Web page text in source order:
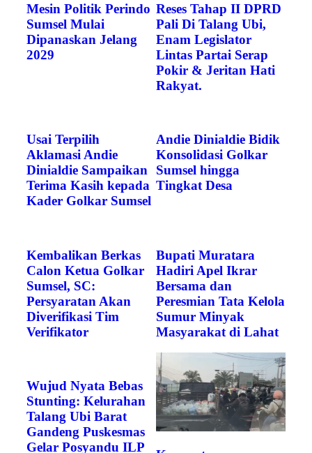
Mesin Politik Perindo
Sumsel Mulai
Dipanaskan Jelang
2029
Reses Tahap II DPRD
Pali Di Talang Ubi,
Enam Legislator
Lintas Partai Serap
Pokir & Jeritan Hati
Rakyat.
Usai Terpilih
Aklamasi Andie
Dinialdie Sampaikan
Terima Kasih kepada
Kader Golkar Sumsel
Andie Dinialdie Bidik
Konsolidasi Golkar
Sumsel hingga
Tingkat Desa
Kembalikan Berkas
Calon Ketua Golkar
Sumsel, SC:
Persyaratan Akan
Diverifikasi Tim
Verifikator
Bupati Muratara
Hadiri Apel Ikrar
Bersama dan
Peresmian Tata Kelola
Sumur Minyak
Masyarakat di Lahat
Wujud Nyata Bebas
Stunting: Kelurahan
Talang Ubi Barat
Gandeng Puskesmas
Gelar Posyandu ILP